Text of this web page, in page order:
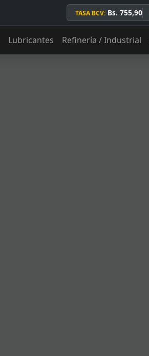
TASA BCV: Bs. 755,90
Lubricantes Refinería / Industrial